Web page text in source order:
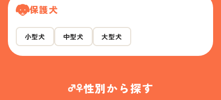
保護犬
小型犬 中型犬 大型犬
性別から探す